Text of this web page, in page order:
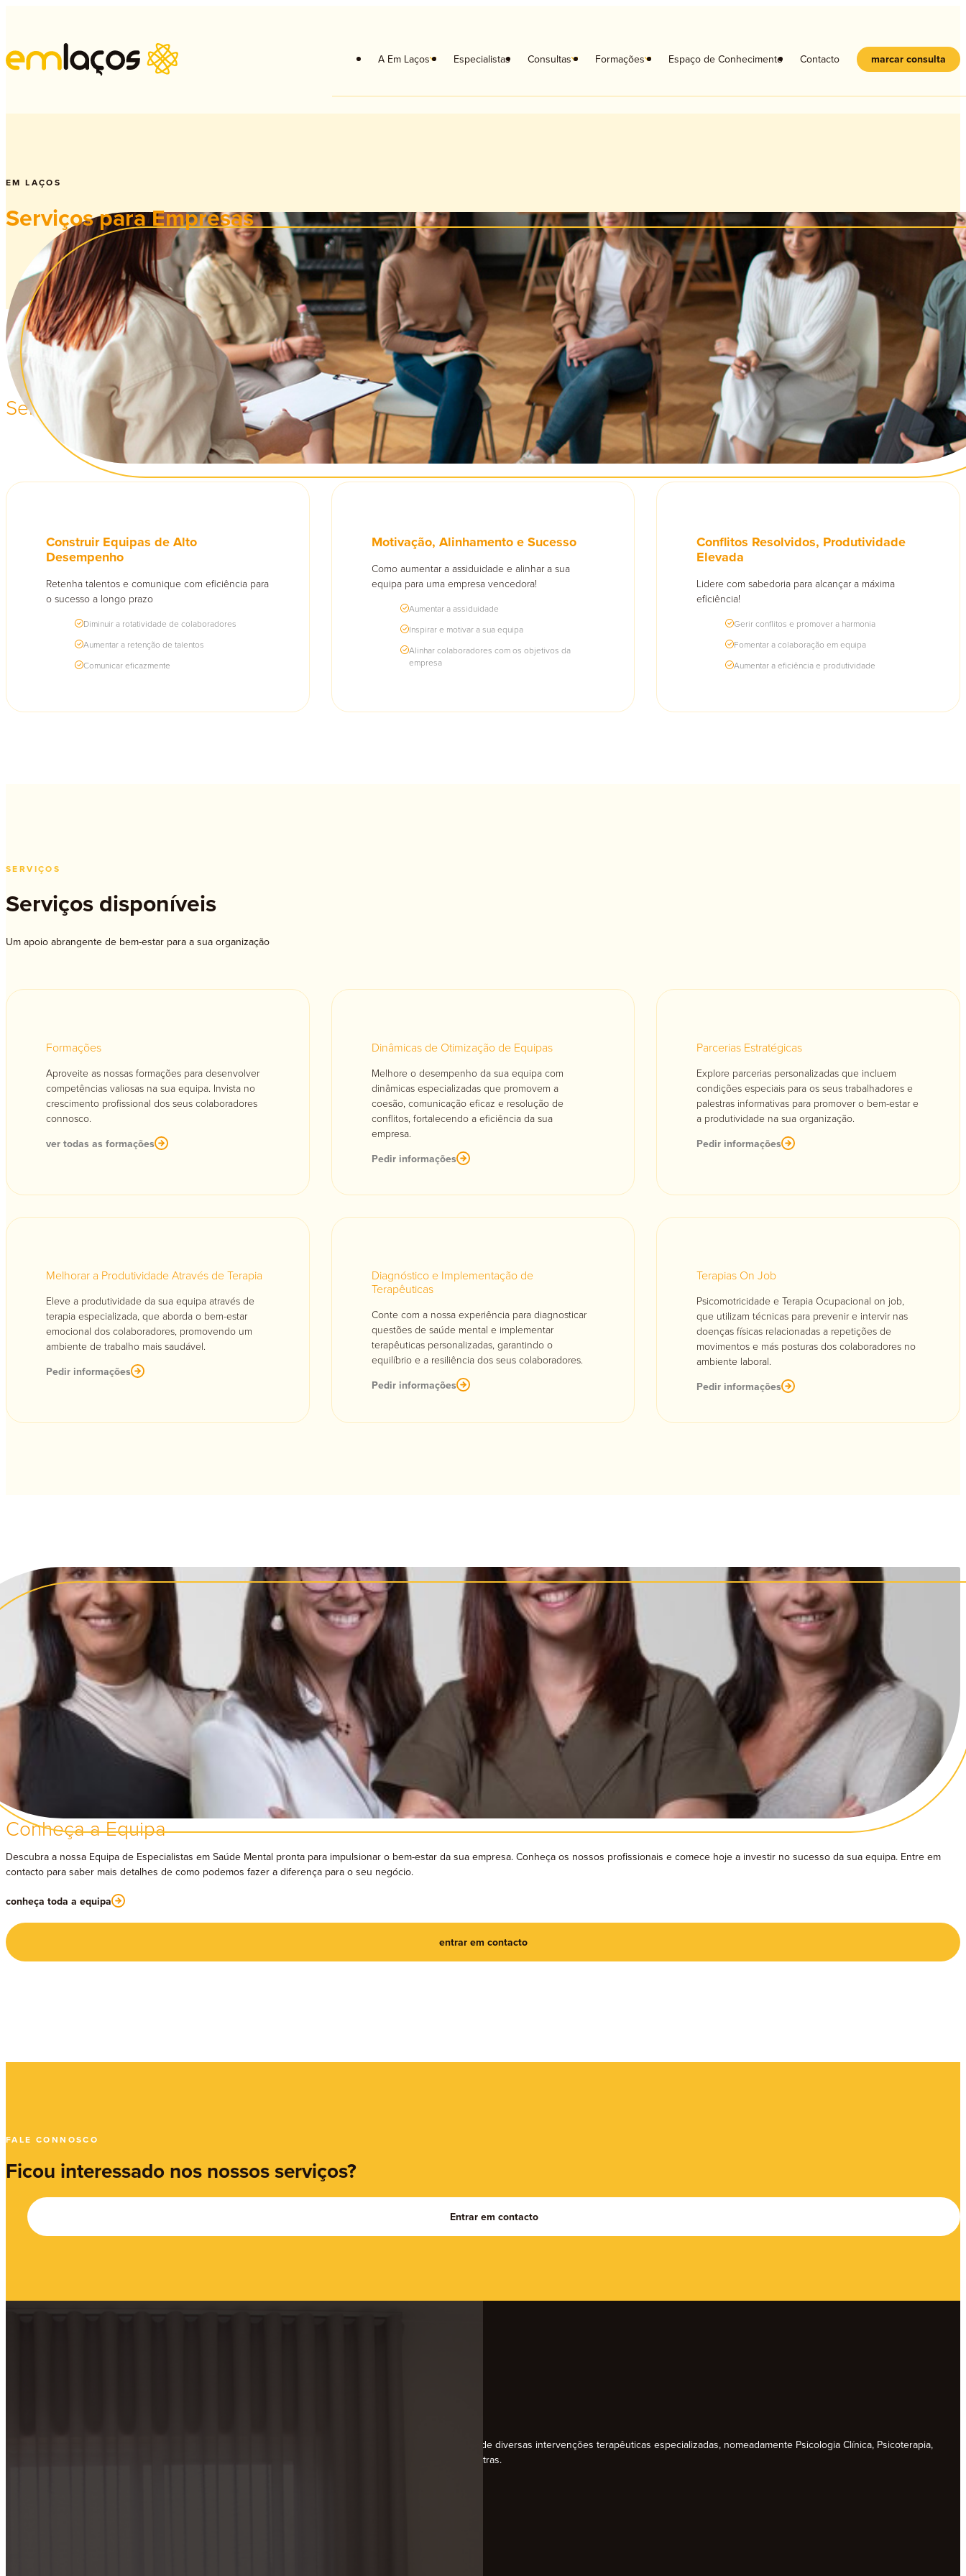
A Em Laços Especialistas Consultas
Psicoterapia Crianças
Psicoterapia de Casal
Terapia Familiar
Sexologia Clínica
Terapia de Aceitação e Compromisso
Musicoterapia
Neuropsicologia
Terapia da Fala
Terapia Ocupacional
Psicomotricidade
Adolescentes
Adultos
Formações Espaço de Conhecimento Contacto marcar consulta
EM LAÇOS
Serviços para Empresas
Serviços de Bem-Estar, Felicidade e Saúde Mental para Empresas
Construir Equipas de Alto
Desempenho
Retenha talentos e comunique com eficiência para
o sucesso a longo prazo
Diminuir a rotatividade de colaboradores
Aumentar a retenção de talentos
Comunicar eficazmente
Motivação, Alinhamento e Sucesso
Como aumentar a assiduidade e alinhar a sua
equipa para uma empresa vencedora!
Aumentar a assiduidade
Inspirar e motivar a sua equipa
Alinhar colaboradores com os objetivos da
empresa
Conflitos Resolvidos, Produtividade
Elevada
Lidere com sabedoria para alcançar a máxima
eficiência!
Gerir conflitos e promover a harmonia
Fomentar a colaboração em equipa
Aumentar a eficiência e produtividade
SERVIÇOS
Serviços disponíveis
Um apoio abrangente de bem-estar para a sua organização
Formações
Aproveite as nossas formações para desenvolver
competências valiosas na sua equipa. Invista no
crescimento profissional dos seus colaboradores
connosco.
ver todas as formações
Dinâmicas de Otimização de Equipas
Melhore o desempenho da sua equipa com
dinâmicas especializadas que promovem a
coesão, comunicação eficaz e resolução de
conflitos, fortalecendo a eficiência da sua
empresa.
Pedir informações
Parcerias Estratégicas
Explore parcerias personalizadas que incluem
condições especiais para os seus trabalhadores e
palestras informativas para promover o bem-estar e
a produtividade na sua organização.
Pedir informações
Melhorar a Produtividade Através de Terapia
Eleve a produtividade da sua equipa através de
terapia especializada, que aborda o bem-estar
emocional dos colaboradores, promovendo um
ambiente de trabalho mais saudável.
Pedir informações
Diagnóstico e Implementação de
Terapêuticas
Conte com a nossa experiência para diagnosticar
questões de saúde mental e implementar
terapêuticas personalizadas, garantindo o
equilíbrio e a resiliência dos seus colaboradores.
Pedir informações
Terapias On Job
Psicomotricidade e Terapia Ocupacional on job,
que utilizam técnicas para prevenir e intervir nas
doenças físicas relacionadas a repetições de
movimentos e más posturas dos colaboradores no
ambiente laboral.
Pedir informações
Conheça a Equipa
Descubra a nossa Equipa de Especialistas em Saúde Mental pronta para impulsionar o bem-estar da sua empresa. Conheça os nossos profissionais e comece hoje a investir no sucesso da sua equipa. Entre em
contacto para saber mais detalhes de como podemos fazer a diferença para o seu negócio.
conheça toda a equipa
entrar em contacto
FALE CONNOSCO
Ficou interessado nos nossos serviços?
Entrar em contacto
Com o recurso à avaliação, intervenção, reabilitação e capacitação, a equipa Em Laços dá resposta através de diversas intervenções terapêuticas especializadas, nomeadamente Psicologia Clínica, Psicoterapia,
Terapia de Casal, Sexologia, Musicoterapia, Terapia Ocupacional, Psicomotricidade, Terapia da Fala, entre outras.